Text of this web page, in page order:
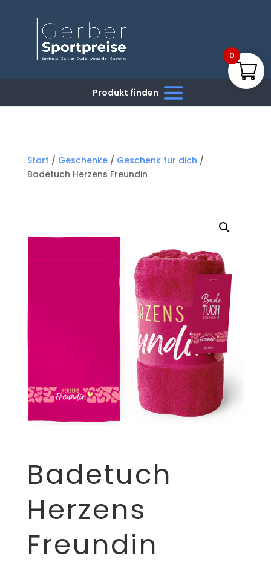
Start / Geschenke/ Geschenk für dich /
Badetuch Herzens Freundin
Badetuch
Herzens
Freundin
0